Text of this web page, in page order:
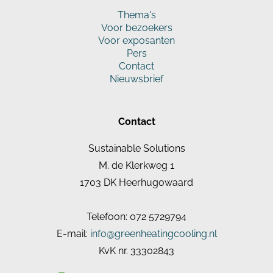
Thema's
Voor bezoekers
Voor exposanten
Pers
Contact
Nieuwsbrief
Contact
Sustainable Solutions
M. de Klerkweg 1
1703 DK Heerhugowaard
Telefoon: 072 5729794
E-mail: info@greenheatingcooling.nl
KvK nr. 33302843